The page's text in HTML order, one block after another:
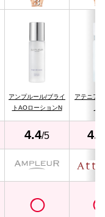
アンプルール/ブライ
トAOローションN
アテニア/
4.4/5 4.1
◯